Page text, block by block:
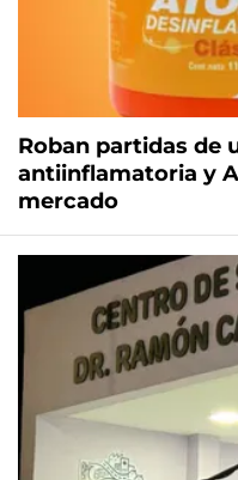
Roban partidas de
antiinflamatoria y
mercado